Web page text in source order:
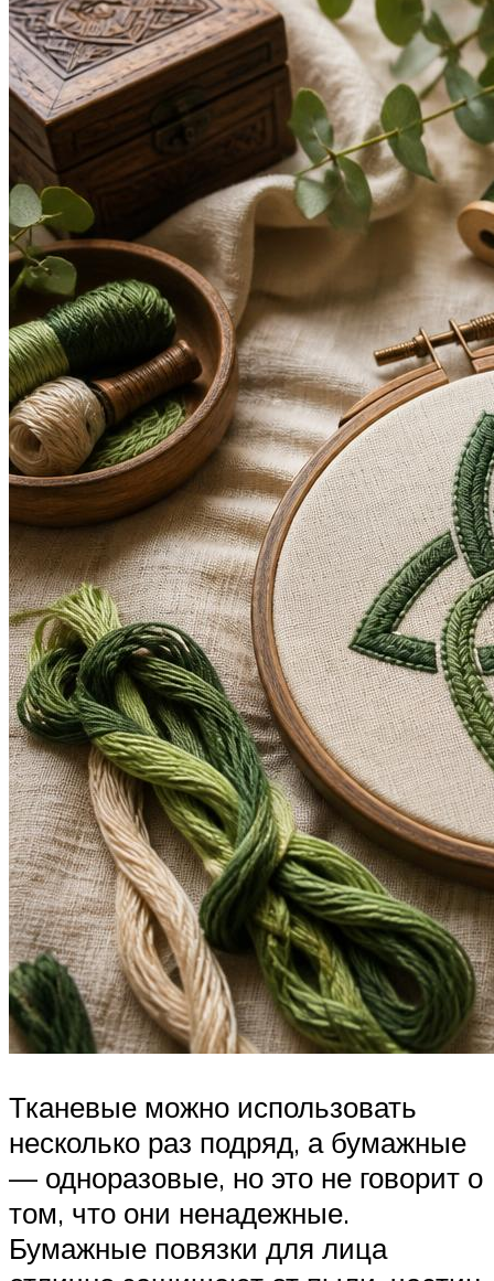
Тканевые можно использовать
несколько раз подряд, а бумажные
— одноразовые, но это не говорит о
том, что они ненадежные.
Бумажные повязки для лица